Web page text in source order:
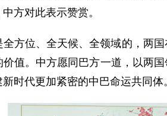
方对此表示赞赏。
方位、全天候、全领域的，两
值。中方愿同巴方一道，以两
时代更加紧密的中巴命运共同体